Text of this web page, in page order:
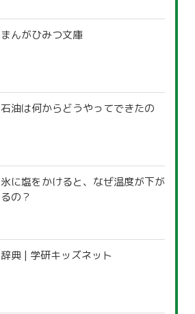
まんがひみつ文庫
石油は何からどうやってできたの
氷に塩をかけると、なぜ温度が下が
るの？
辞典 | 学研キッズネット